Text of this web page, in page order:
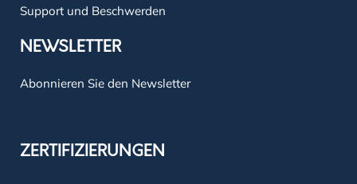
Support und Beschwerden
NEWSLETTER
Abonnieren Sie den Newsletter
ZERTIFIZIERUNGEN